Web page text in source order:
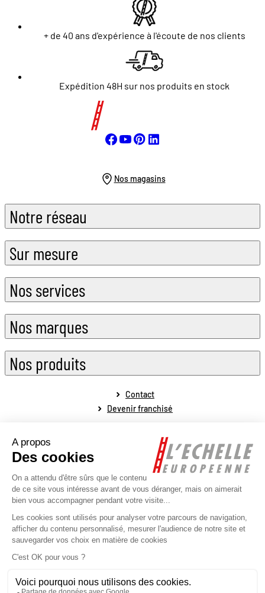
+ de 40 ans d'expérience à l'écoute de nos clients
Expédition 48H sur nos produits en stock
Nos magasins
Notre réseau
Sur mesure
Nos services
Nos marques
Nos produits
Contact
Devenir franchisé
Mentions légales Conditions générales de vente
Politique de protection des données personnelles
Réalisé par l'agence web Novius